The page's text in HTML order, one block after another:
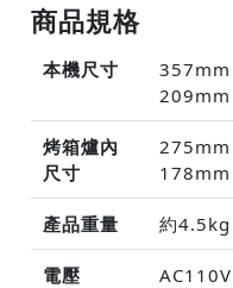
商品規格
本機尺寸
357mm
209mm
烤箱爐內
尺寸
275mm
178mm
產品重量 約4.5kg
電壓